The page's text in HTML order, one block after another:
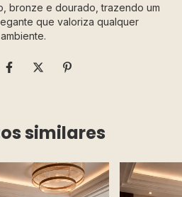
bronze e dourado, trazendo um
que valoriza qualquer
ambiente.
similares